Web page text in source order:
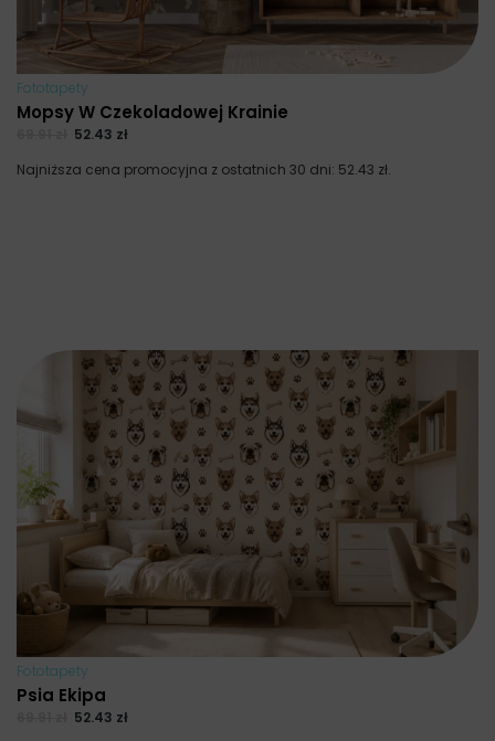
Fototapety
Mopsy W Czekoladowej Krainie
52.43 zł
Najniższa cena promocyjna z ostatnich 30 dni: 52.43 zł.
Fototapety
Psia Ekipa
52.43 zł